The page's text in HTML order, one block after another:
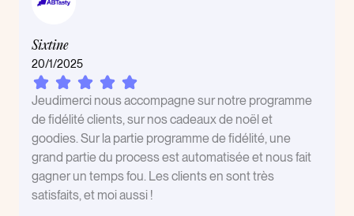
Sixtine
20/1/2025
Jeudimerci nous accompagne sur notre programme
de fidélité clients, sur nos cadeaux de noël et
goodies. Sur la partie programme de fidélité, une
grand partie du process est automatisée et nous fait
gagner un temps fou. Les clients en sont très
satisfaits, et moi aussi !